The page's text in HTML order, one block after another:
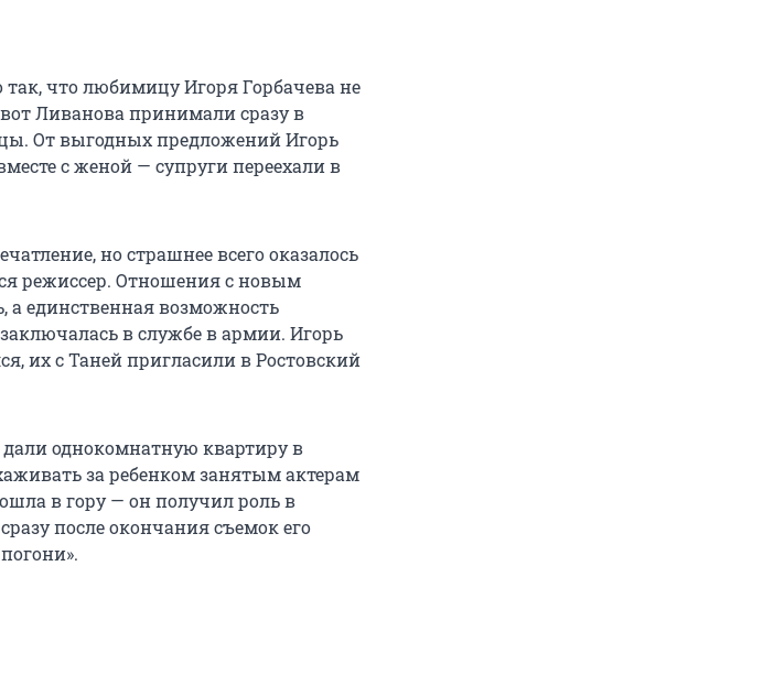
что любимицу Игоря Горбачева не
Ливанова принимали сразу в
От выгодных предложений Игорь
с женой — супруги переехали в
но страшнее всего оказалось
режиссер. Отношения с новым
а единственная возможность
в службе в армии. Игорь
их с Таней пригласили в Ростовский
однокомнатную квартиру в
за ребенком занятым актерам
в гору — он получил роль в
после окончания съемок его